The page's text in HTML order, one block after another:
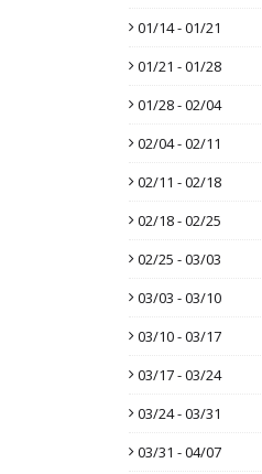
01/14 - 01/21
01/21 - 01/28
01/28 - 02/04
02/04 - 02/11
02/11 - 02/18
02/18 - 02/25
02/25 - 03/03
03/03 - 03/10
03/10 - 03/17
03/17 - 03/24
03/24 - 03/31
03/31 - 04/07